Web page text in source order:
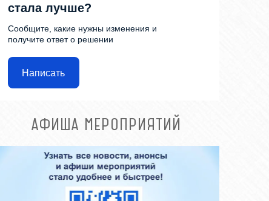
стала лучше?
Сообщите, какие нужны изменения и
получите ответ о решении
Написать
АФИША МЕРОПРИЯТИЙ